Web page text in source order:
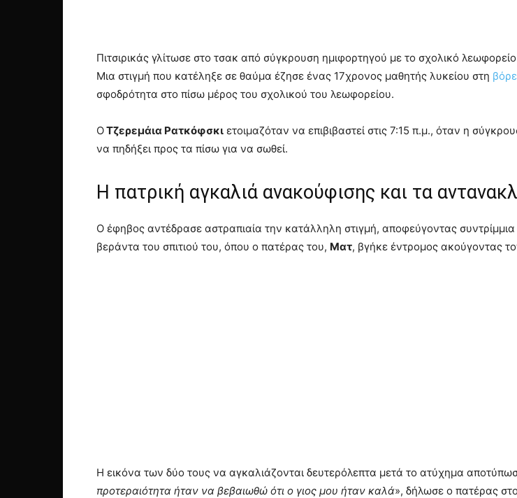
Πιτσιρικάς γλίτωσε στο τσακ από σύγκρουση ημιφορτηγού με το σχολικό
Μια στιγμή που κατέληξε σε θαύμα έζησε ένας 17χρονος μαθητής λυκείου στη
σφοδρότητα στο πίσω μέρος του σχολικού του λεωφορείου.
ΟΤζερεμάια Ρατκόφσκι ετοιμαζόταν να επιβιβαστεί στις 7:15 π.μ., όταν η
να πηδήξει προς τα πίσω για να σωθεί.
Η πατρική αγκαλιά ανακούφισης και τα
Ο έφηβος αντέδρασε αστραπιαία την κατάλληλη στιγμή, αποφεύγοντας
βεράντα του σπιτιού του, όπου ο πατέρας του, Ματ, βγήκε έντρομος ακούγοντας
Η εικόνα των δύο τους να αγκαλιάζονται δευτερόλεπτα μετά το ατύχημα
προτεραιότητα ήταν να βεβαιωθώ ότι ο γιος μου ήταν καλά», δήλωσε ο πατέρας